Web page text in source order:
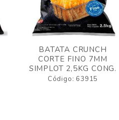
BATATA CRUNCH
CORTE FINO 7MM
SIMPLOT 2,5KG CONG.
Código: 63915